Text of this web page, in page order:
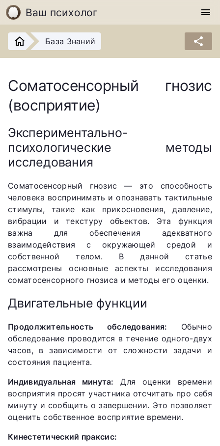
Ваш психолог menu
База Знаний share
Соматосенсорный гнозис
(восприятие)
Экспериментально-
психологические методы
исследования
Соматосенсорный гнозис — это способность
человека воспринимать и опознавать тактильные
стимулы, такие как прикосновения, давление,
вибрации и текстуру объектов. Эта функция
важна для обеспечения адекватного
взаимодействия с окружающей средой и
собственной телом. В данной статье
рассмотрены основные аспекты исследования
соматосенсорного гнозиса и методы его оценки.
Двигательные функции
Продолжительность обследования: Обычно
обследование проводится в течение одного-двух
часов, в зависимости от сложности задачи и
состояния пациента.
Индивидуальная минута: Для оценки времени
восприятия просят участника отсчитать про себя
минуту и сообщить о завершении. Это позволяет
оценить собственное восприятие времени.
Кинестетический праксис: